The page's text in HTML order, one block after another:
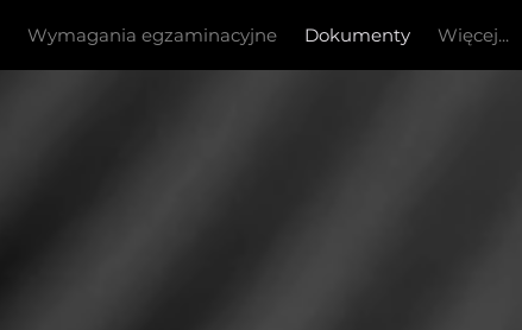
Wymagania egzaminacyjne Dokumenty Więcej...